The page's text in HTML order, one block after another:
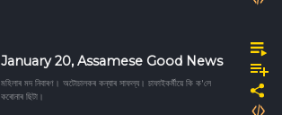
January 20, Assamese Good News
মহিলাৰ মদ নিবাৰণ। অটোচালকৰ কন্যাৰ সাফল্য। চাফাইকৰ্মীয়ে কি ক'লে
কৰোনাৰ ছিটা।